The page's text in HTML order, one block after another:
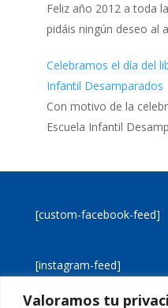
Valoramos tu
Feliz año 2012 a toda
pidáis ningún deseo al
Celebramos el día del
Infantil Desamparados
Con motivo de la
Escuela Infantil
[custom-facebook-feed]
[instagram-feed]